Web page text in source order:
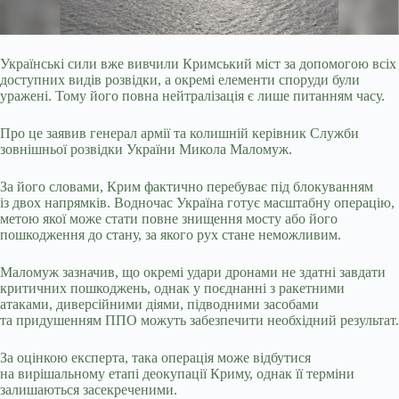
Українські сили вже вивчили Кримський міст за допомогою всіх
доступних видів розвідки, а окремі елементи споруди були
уражені. Тому його повна нейтралізація є лише питанням часу.
Про це заявив генерал армії та колишній керівник Служби
зовнішньої розвідки України Микола Маломуж.
За його словами, Крим фактично перебуває під блокуванням
із двох напрямків. Водночас Україна готує масштабну операцію,
метою якої може стати повне знищення мосту або його
пошкодження до стану, за якого рух стане неможливим.
Маломуж зазначив, що окремі удари дронами не здатні завдати
критичних пошкоджень, однак у поєднанні з ракетними
атаками, диверсійними діями, підводними засобами
та придушенням ППО можуть забезпечити необхідний результат.
За оцінкою експерта, така операція може відбутися
на вирішальному етапі деокупації Криму, однак її терміни
залишаються засекреченими.